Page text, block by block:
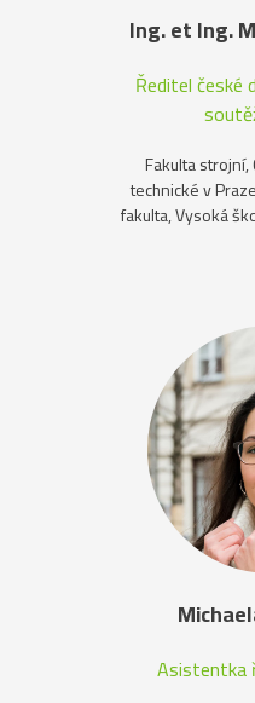
Ing. et Ing.
Ředitel české
Fakulta
technické v
fakulta, Vysoká
Asistentka